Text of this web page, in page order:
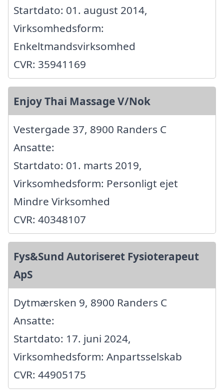
Startdato: 01. august 2014,
Virksomhedsform:
Enkeltmandsvirksomhed
CVR: 35941169
Enjoy Thai Massage V/Nok
Vestergade 37, 8900 Randers C
Ansatte:
Startdato: 01. marts 2019,
Virksomhedsform: Personligt ejet
Mindre Virksomhed
CVR: 40348107
Fys&Sund Autoriseret Fysioterapeut
ApS
Dytmærsken 9, 8900 Randers C
Ansatte:
Startdato: 17. juni 2024,
Virksomhedsform: Anpartsselskab
CVR: 44905175